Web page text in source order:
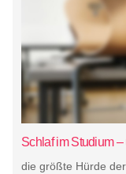
Schlaf im Studium
die größte Hürde